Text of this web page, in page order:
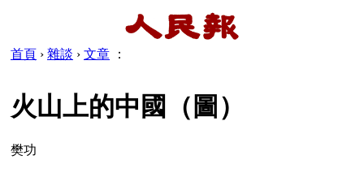
首頁 › 雜談 › 文章 ：
火山上的中國（圖）
樊功